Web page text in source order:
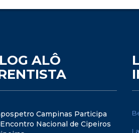
ALÔ
Campinas Participa
Nacional de Cipeiros